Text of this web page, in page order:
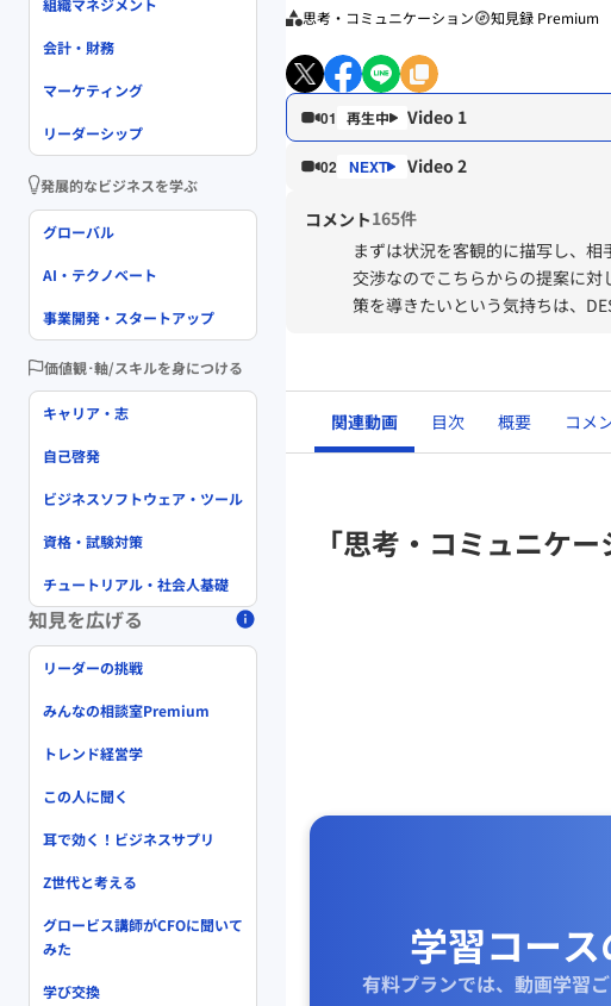
思考・コミュニケーション 知見録 Premium
01 Video 1
02 Video 2
コメント165件
まずは状況を客観的に描写し、相
交渉なのでこちらからの提案に
策を導きたいという気持ちは、
関連動画 目次 概要 コメ
「思考・コミュニケ
学習コー
有料プランでは、動画学習
組織マネジメント
会計・財務
マーケティング
リーダーシップ
発展的なビジネスを学ぶ
グローバル
AI・テクノベート
事業開発・スタートアップ
価値観･軸/スキルを身につける
キャリア・志
自己啓発
ビジネスソフトウェア・ツール
資格・試験対策
チュートリアル・社会人基礎
知見を広げる
リーダーの挑戦
みんなの相談室Premium
トレンド経営学
この人に聞く
耳で効く！ビジネスサプリ
Z世代と考える
グロービス講師がCFOに聞いて
みた
学び交換